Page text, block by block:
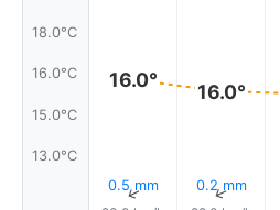
18.0°C
16.0°C
15.0°C
13.0°C
16.0°
0.5 mm
↑
16.0°
0.2 mm
↑